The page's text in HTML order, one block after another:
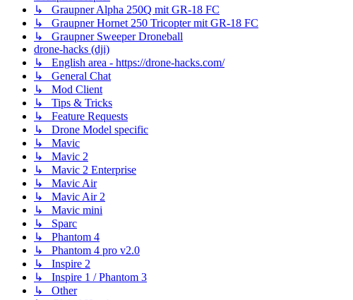
↳ Graupner Alpha 250Q mit GR-18 FC
↳ Graupner Hornet 250 Tricopter mit GR-18 FC
↳ Graupner Sweeper Droneball
drone-hacks (dji)
↳ English area - https://drone-hacks.com/
↳ General Chat
↳ Mod Client
↳ Tips & Tricks
↳ Feature Requests
↳ Drone Model specific
↳ Mavic
↳ Mavic 2
↳ Mavic 2 Enterprise
↳ Mavic Air
↳ Mavic Air 2
↳ Mavic mini
↳ Sparc
↳ Phantom 4
↳ Phantom 4 pro v2.0
↳ Inspire 2
↳ Inspire 1 / Phantom 3
↳ Other